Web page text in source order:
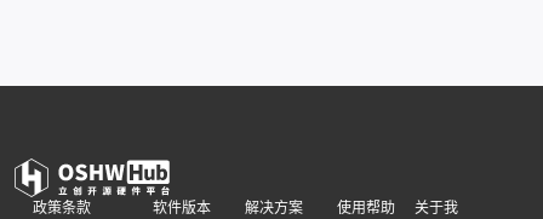
政策条款 软件版本 解决方案 使用帮助
关于我